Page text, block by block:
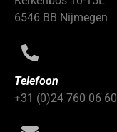
6546 BB Nijmegen
Telefoon
+31 (0)24 760 06 60